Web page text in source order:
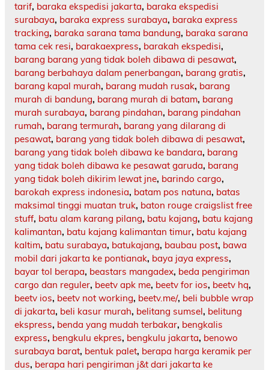
tarif, baraka ekspedisi jakarta, baraka ekspedisi
surabaya, baraka express surabaya, baraka express
tracking, baraka sarana tama bandung, baraka sarana
tama cek resi, barakaexpress, barakah ekspedisi,
barang barang yang tidak boleh dibawa di pesawat,
barang berbahaya dalam penerbangan, barang gratis,
barang kapal murah, barang mudah rusak, barang
murah di bandung, barang murah di batam, barang
murah surabaya, barang pindahan, barang pindahan
rumah, barang termurah, barang yang dilarang di
pesawat, barang yang tidak boleh dibawa di pesawat,
barang yang tidak boleh dibawa ke bandara, barang
yang tidak boleh dibawa ke pesawat garuda, barang
yang tidak boleh dikirim lewat jne, barindo cargo,
barokah express indonesia, batam pos natuna, batas
maksimal tinggi muatan truk, baton rouge craigslist free
stuff, batu alam karang pilang, batu kajang, batu kajang
kalimantan, batu kajang kalimantan timur, batu kajang
kaltim, batu surabaya, batukajang, baubau post, bawa
mobil dari jakarta ke pontianak, baya jaya express,
bayar tol berapa, beastars mangadex, beda pengiriman
cargo dan reguler, beetv apk me, beetv for ios, beetv hq,
beetv ios, beetv not working, beetv.me/, beli bubble wrap
di jakarta, beli kasur murah, belitang sumsel, belitung
ekspress, benda yang mudah terbakar, bengkalis
express, bengkulu ekpres, bengkulu jakarta, benowo
surabaya barat, bentuk palet, berapa harga keramik per
dus, berapa hari pengiriman j&t dari jakarta ke